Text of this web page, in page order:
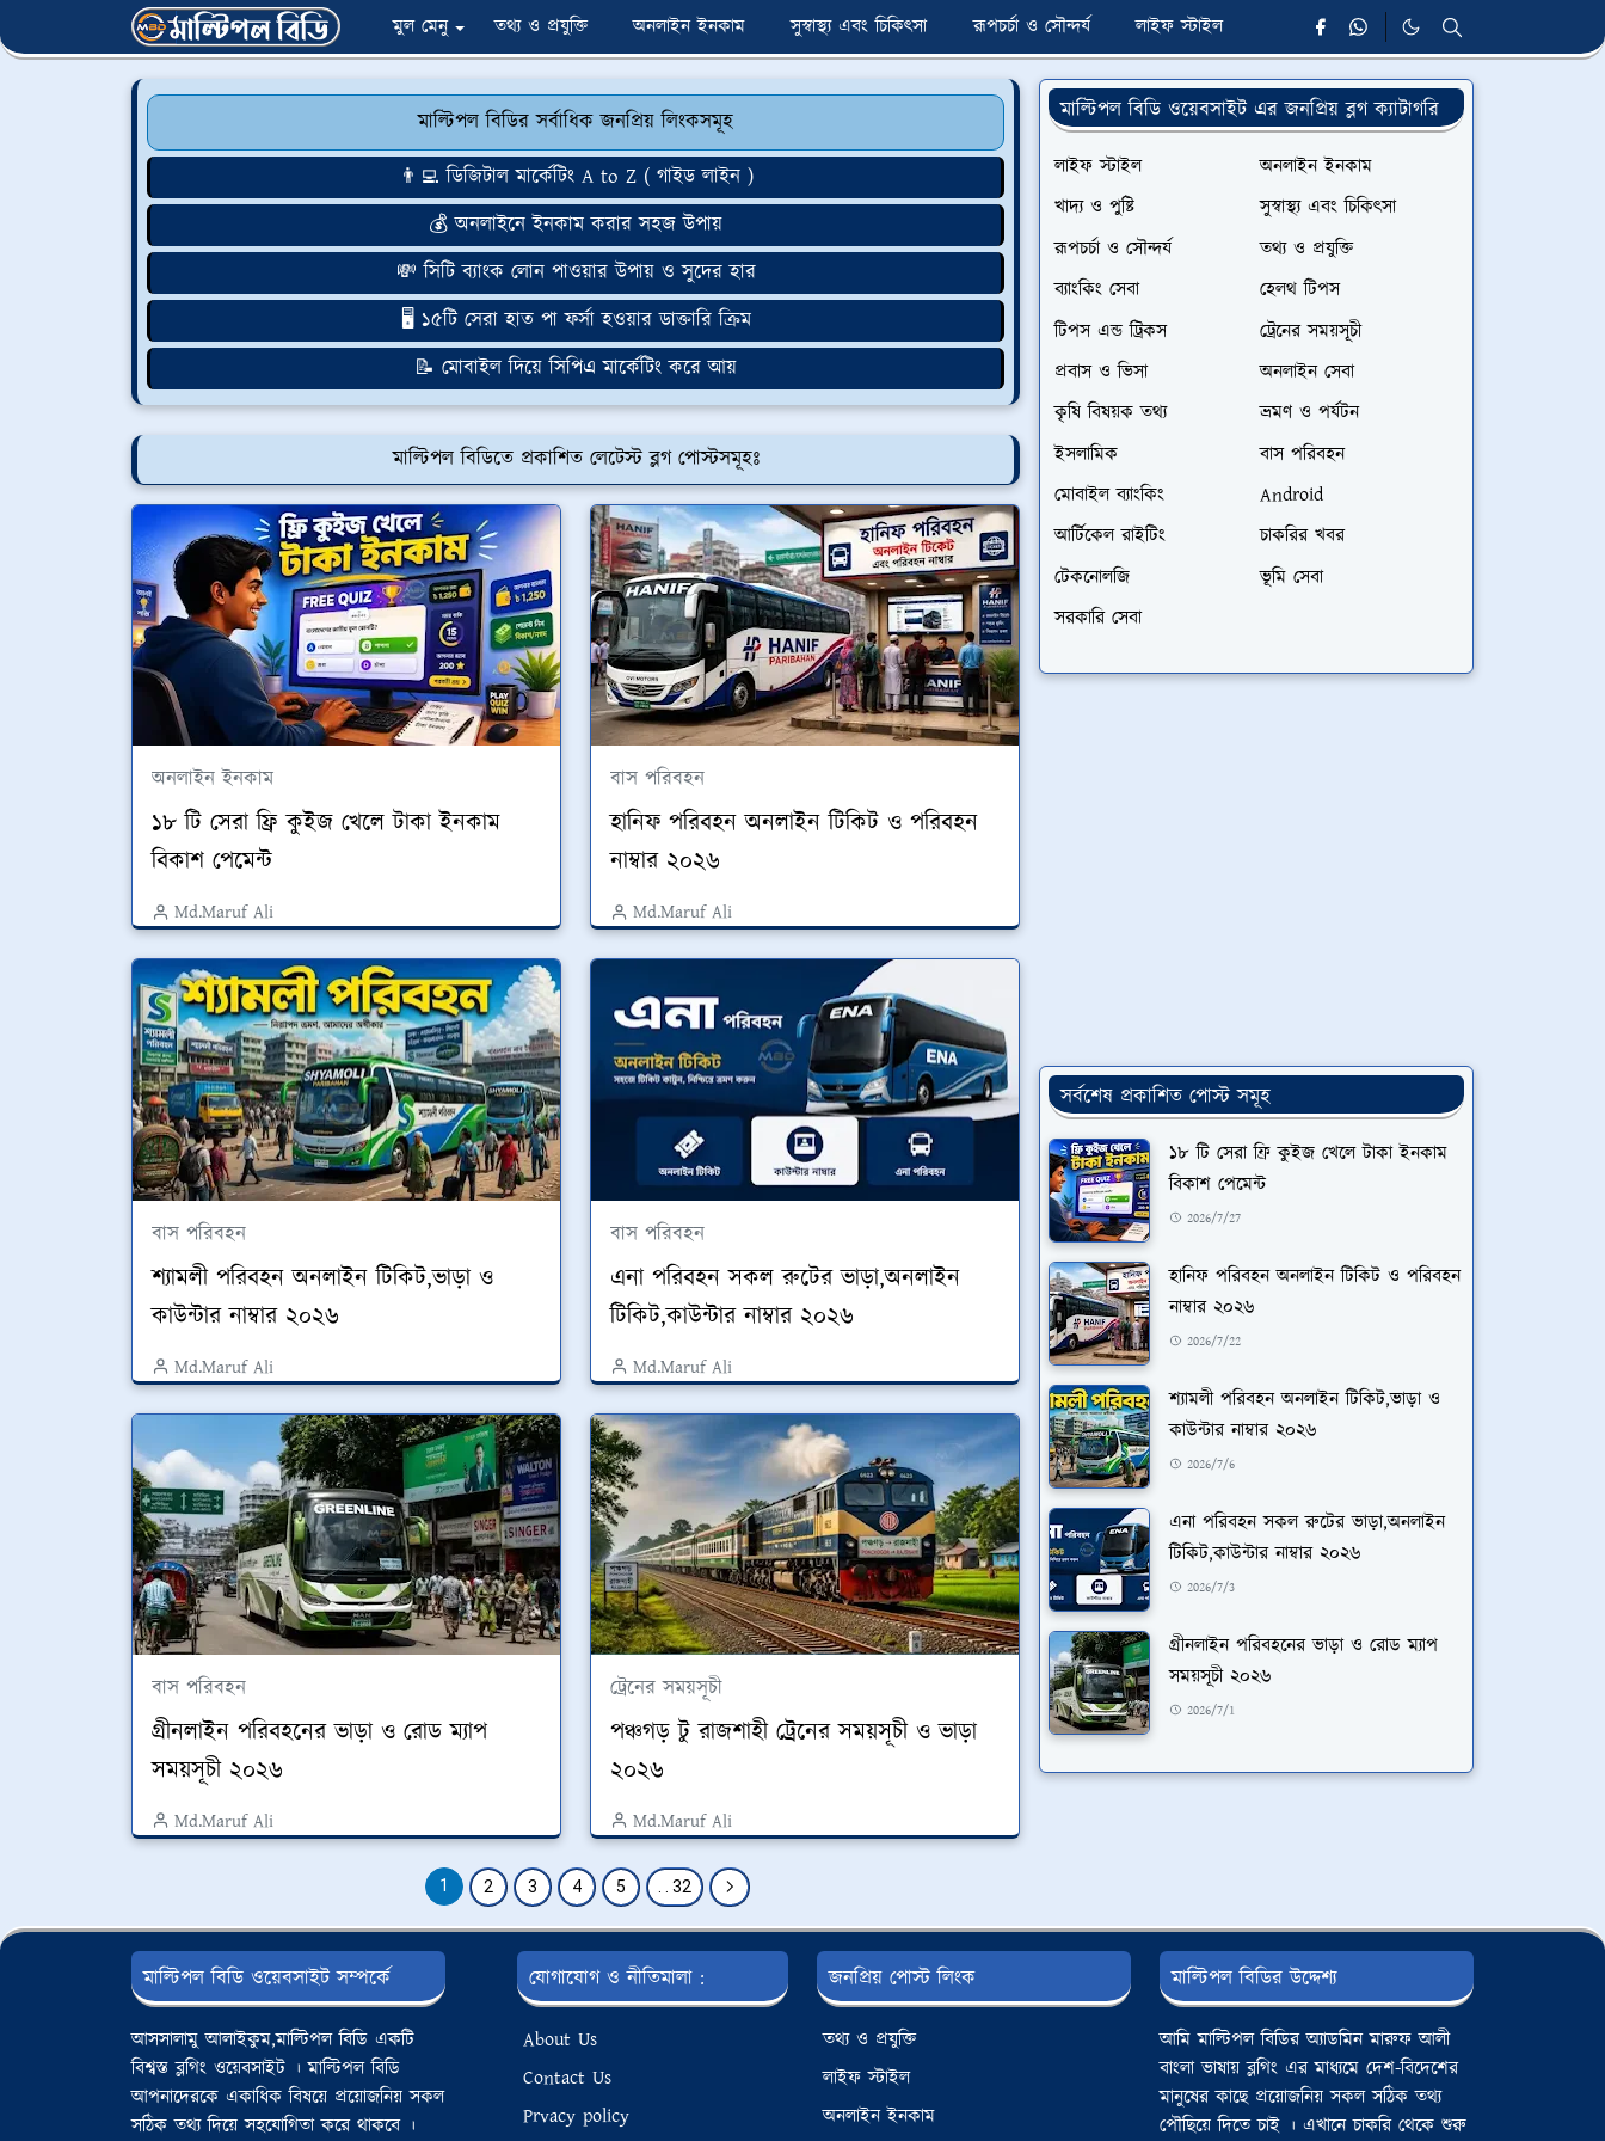
মুল মেনু তথ্য ও প্রযুক্তি অনলাইন ইনকাম সুস্বাস্থ্য এবং চিকিৎসা রূপচর্চা ও সৌন্দর্য লাইফ স্টাইল
মাল্টিপল বিডির সর্বাধিক জনপ্রিয় লিংকসমূহ
👨‍💻 ডিজিটাল মার্কেটিং A to Z ( গাইড লাইন )
💰 অনলাইনে ইনকাম করার সহজ উপায়
💸 সিটি ব্যাংক লোন পাওয়ার উপায় ও সুদের হার
🖥️ ১৫টি সেরা হাত পা ফর্সা হওয়ার ডাক্তারি ক্রিম
📝 মোবাইল দিয়ে সিপিএ মার্কেটিং করে আয়
মাল্টিপল বিডিতে প্রকাশিত লেটেস্ট ব্লগ পোস্টসমূহঃ
অনলাইন ইনকাম
১৮ টি সেরা ফ্রি কুইজ খেলে টাকা ইনকাম
বিকাশ পেমেন্ট
Md.Maruf Ali
বাস পরিবহন
হানিফ পরিবহন অনলাইন টিকিট ও পরিবহন
নাম্বার ২০২৬
Md.Maruf Ali
বাস পরিবহন
শ্যামলী পরিবহন অনলাইন টিকিট,ভাড়া ও
কাউন্টার নাম্বার ২০২৬
Md.Maruf Ali
বাস পরিবহন
এনা পরিবহন সকল রুটের ভাড়া,অনলাইন
টিকিট,কাউন্টার নাম্বার ২০২৬
Md.Maruf Ali
বাস পরিবহন
গ্রীনলাইন পরিবহনের ভাড়া ও রোড ম্যাপ
সময়সূচী ২০২৬
Md.Maruf Ali
ট্রেনের সময়সূচী
পঞ্চগড় টু রাজশাহী ট্রেনের সময়সূচী ও ভাড়া
২০২৬
Md.Maruf Ali
1 2 3 4 5 . . 32
মাল্টিপল বিডি ওয়েবসাইট এর জনপ্রিয় ব্লগ ক্যাটাগরি
লাইফ স্টাইল
অনলাইন ইনকাম
খাদ্য ও পুষ্টি
সুস্বাস্থ্য এবং চিকিৎসা
রূপচর্চা ও সৌন্দর্য
তথ্য ও প্রযুক্তি
ব্যাংকিং সেবা
হেলথ টিপস
টিপস এন্ড ট্রিকস
ট্রেনের সময়সূচী
প্রবাস ও ভিসা
অনলাইন সেবা
কৃষি বিষয়ক তথ্য
ভ্রমণ ও পর্যটন
ইসলামিক
বাস পরিবহন
মোবাইল ব্যাংকিং
Android
আর্টিকেল রাইটিং
চাকরির খবর
টেকনোলজি
ভূমি সেবা
সরকারি সেবা
সর্বশেষ প্রকাশিত পোস্ট সমূহ
১৮ টি সেরা ফ্রি কুইজ খেলে টাকা ইনকাম
বিকাশ পেমেন্ট
2026/7/27
হানিফ পরিবহন অনলাইন টিকিট ও পরিবহন
নাম্বার ২০২৬
2026/7/22
শ্যামলী পরিবহন অনলাইন টিকিট,ভাড়া ও
কাউন্টার নাম্বার ২০২৬
2026/7/6
এনা পরিবহন সকল রুটের ভাড়া,অনলাইন
টিকিট,কাউন্টার নাম্বার ২০২৬
2026/7/3
গ্রীনলাইন পরিবহনের ভাড়া ও রোড ম্যাপ
সময়সূচী ২০২৬
2026/7/1
মাল্টিপল বিডি ওয়েবসাইট সম্পর্কে
আসসালামু আলাইকুম,মাল্টিপল বিডি একটি
বিশ্বস্ত ব্লগিং ওয়েবসাইট । মাল্টিপল বিডি
আপনাদেরকে একাধিক বিষয়ে প্রয়োজনিয় সকল
সঠিক তথ্য দিয়ে সহযোগিতা করে থাকবে ।
যোগাযোগ ও নীতিমালা :
About Us
Contact Us
Prvacy policy
জনপ্রিয় পোস্ট লিংক
তথ্য ও প্রযুক্তি
লাইফ স্টাইল
অনলাইন ইনকাম
মাল্টিপল বিডির উদ্দেশ্য
আমি মাল্টিপল বিডির অ্যাডমিন মারুফ আলী
বাংলা ভাষায় ব্লগিং এর মাধ্যমে দেশ-বিদেশের
মানুষের কাছে প্রয়োজনিয় সকল সঠিক তথ্য
পৌছিয়ে দিতে চাই । এখানে চাকরি থেকে শুরু